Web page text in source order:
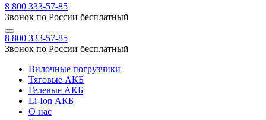
8 800 333-57-85
Звонок по России бесплатный
8 800 333-57-85
Звонок по России бесплатный
Вилочные погрузчики
Тяговые АКБ
Гелевые АКБ
Li-Ion АКБ
О нас